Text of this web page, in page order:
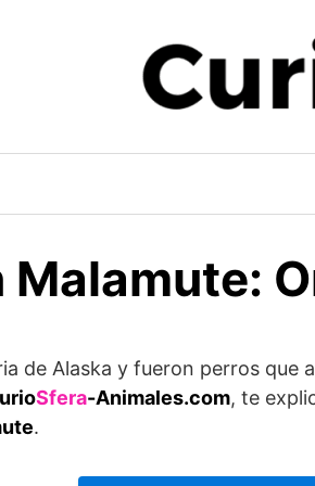
Malamute:
de Alaska y fueron perros que
Sfera-Animales.com, te
.